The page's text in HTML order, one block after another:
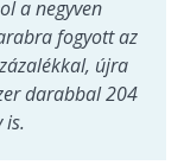
a negyven
fogyott az
újra
darabbal 204
is.